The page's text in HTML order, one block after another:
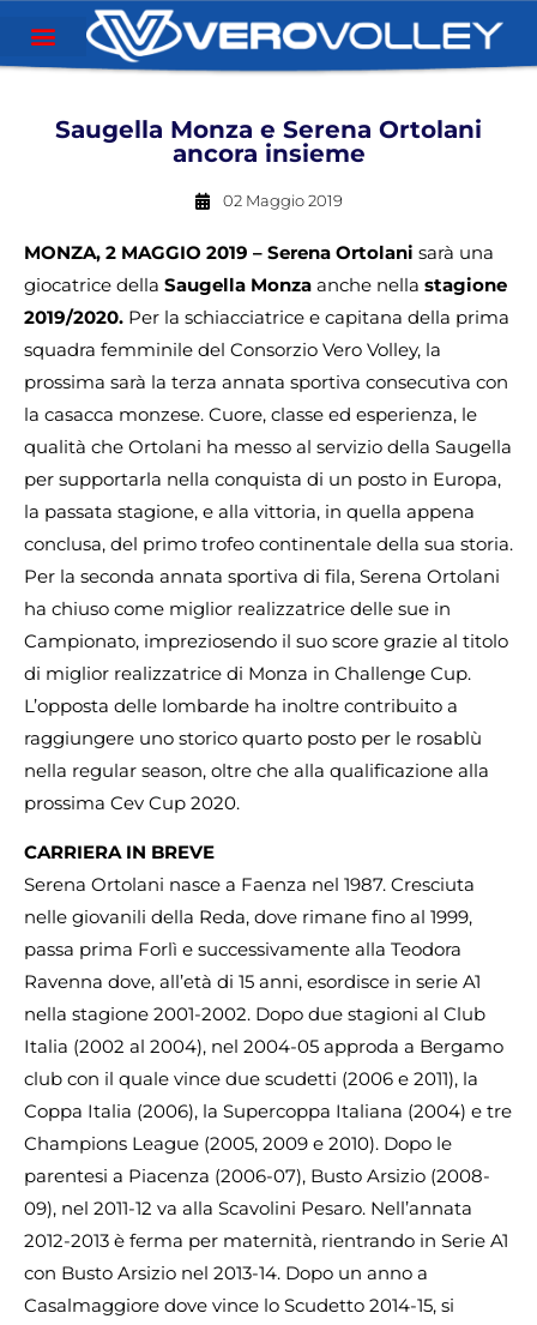
Saugella Monza e Serena Ortolani
ancora insieme
02 Maggio 2019
MONZA, 2 MAGGIO 2019 – Serena Ortolani sarà una
giocatrice della Saugella Monza anche nella stagione
2019/2020. Per la schiacciatrice e capitana della prima
squadra femminile del Consorzio Vero Volley, la
prossima sarà la terza annata sportiva consecutiva con
la casacca monzese. Cuore, classe ed esperienza, le
qualità che Ortolani ha messo al servizio della Saugella
per supportarla nella conquista di un posto in Europa,
la passata stagione, e alla vittoria, in quella appena
conclusa, del primo trofeo continentale della sua storia.
Per la seconda annata sportiva di fila, Serena Ortolani
ha chiuso come miglior realizzatrice delle sue in
Campionato, impreziosendo il suo score grazie al titolo
di miglior realizzatrice di Monza in Challenge Cup.
L’opposta delle lombarde ha inoltre contribuito a
raggiungere uno storico quarto posto per le rosablù
nella regular season, oltre che alla qualificazione alla
prossima Cev Cup 2020.
CARRIERA IN BREVE
Serena Ortolani nasce a Faenza nel 1987. Cresciuta
nelle giovanili della Reda, dove rimane fino al 1999,
passa prima Forlì e successivamente alla Teodora
Ravenna dove, all’età di 15 anni, esordisce in serie A1
nella stagione 2001-2002. Dopo due stagioni al Club
Italia (2002 al 2004), nel 2004-05 approda a Bergamo
club con il quale vince due scudetti (2006 e 2011), la
Coppa Italia (2006), la Supercoppa Italiana (2004) e tre
Champions League (2005, 2009 e 2010). Dopo le
parentesi a Piacenza (2006-07), Busto Arsizio (2008-
09), nel 2011-12 va alla Scavolini Pesaro. Nell’annata
2012-2013 è ferma per maternità, rientrando in Serie A1
con Busto Arsizio nel 2013-14. Dopo un anno a
Casalmaggiore dove vince lo Scudetto 2014-15, si